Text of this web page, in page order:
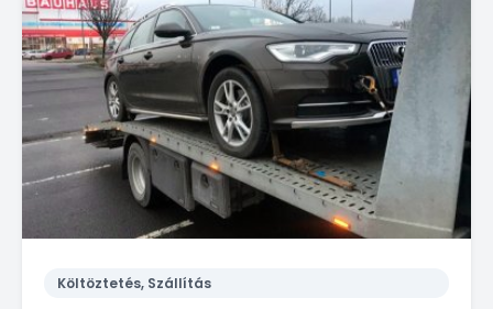
Költöztetés, Szállítás